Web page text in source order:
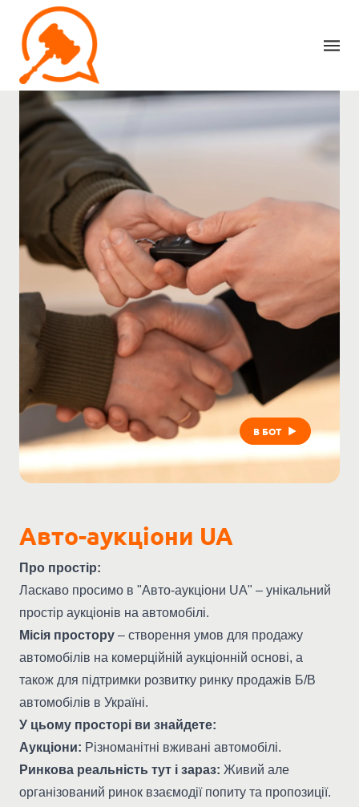
В БОТ
Авто-аукціони UA
Про простір:
Ласкаво просимо в "Авто-аукціони UA" – унікальний
простір аукціонів на автомобілі.
Місія простору – створення умов для продажу
автомобілів на комерційній аукціонній основі, а
також для підтримки розвитку ринку продажів Б/В
автомобілів в Україні.
У цьому просторі ви знайдете:
Аукціони: Різноманітні вживані автомобілі.
Ринкова реальність тут і зараз: Живий але
організований ринок взаємодії попиту та пропозиції.